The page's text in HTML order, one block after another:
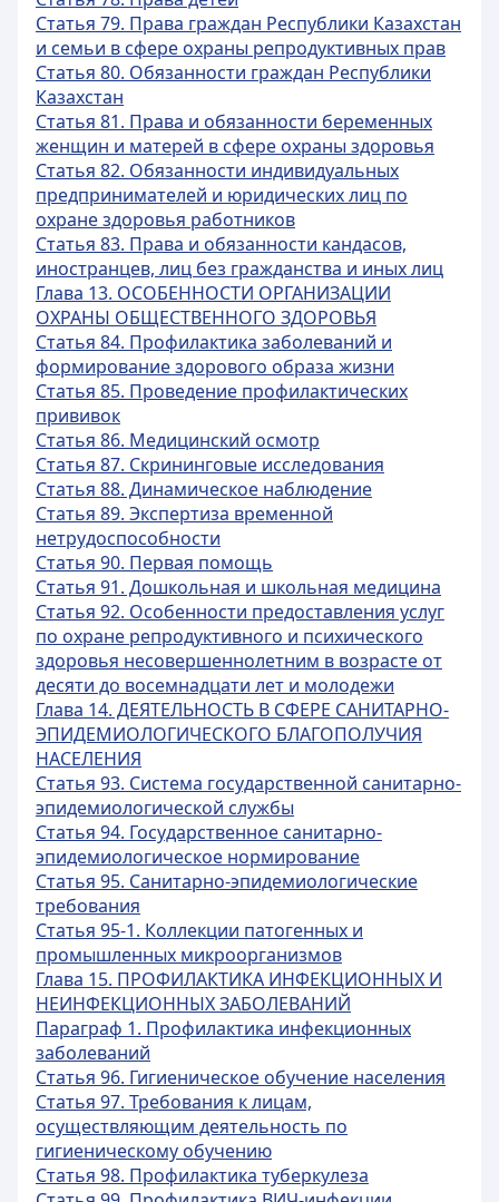
Статья 79. Права граждан Республики Казахстан
и семьи в сфере охраны репродуктивных прав
Статья 80. Обязанности граждан Республики
Казахстан
Статья 81. Права и обязанности беременных
женщин и матерей в сфере охраны здоровья
Статья 82. Обязанности индивидуальных
предпринимателей и юридических лиц по
охране здоровья работников
Статья 83. Права и обязанности кандасов,
иностранцев, лиц без гражданства и иных лиц
Глава 13. ОСОБЕННОСТИ ОРГАНИЗАЦИИ
ОХРАНЫ ОБЩЕСТВЕННОГО ЗДОРОВЬЯ
Статья 84. Профилактика заболеваний и
формирование здорового образа жизни
Статья 85. Проведение профилактических
прививок
Статья 86. Медицинский осмотр
Статья 87. Скрининговые исследования
Статья 88. Динамическое наблюдение
Статья 89. Экспертиза временной
нетрудоспособности
Статья 90. Первая помощь
Статья 91. Дошкольная и школьная медицина
Статья 92. Особенности предоставления услуг
по охране репродуктивного и психического
здоровья несовершеннолетним в возрасте от
десяти до восемнадцати лет и молодежи
Глава 14. ДЕЯТЕЛЬНОСТЬ В СФЕРЕ САНИТАРНО-
ЭПИДЕМИОЛОГИЧЕСКОГО БЛАГОПОЛУЧИЯ
НАСЕЛЕНИЯ
Статья 93. Система государственной санитарно-
эпидемиологической службы
Статья 94. Государственное санитарно-
эпидемиологическое нормирование
Статья 95. Санитарно-эпидемиологические
требования
Статья 95-1. Коллекции патогенных и
промышленных микроорганизмов
Глава 15. ПРОФИЛАКТИКА ИНФЕКЦИОННЫХ И
НЕИНФЕКЦИОННЫХ ЗАБОЛЕВАНИЙ
Параграф 1. Профилактика инфекционных
заболеваний
Статья 96. Гигиеническое обучение населения
Статья 97. Требования к лицам,
осуществляющим деятельность по
гигиеническому обучению
Статья 98. Профилактика туберкулеза